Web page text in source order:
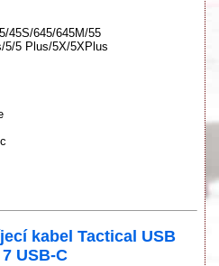
45S/645/645M/55
5/5 Plus/5X/5XPlus
kabel Tactical USB
USB-C